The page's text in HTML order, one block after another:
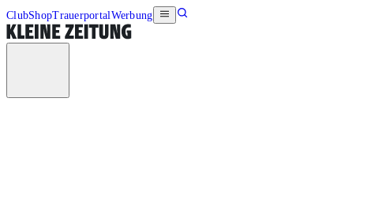
ClubShopTrauerportalWerbung